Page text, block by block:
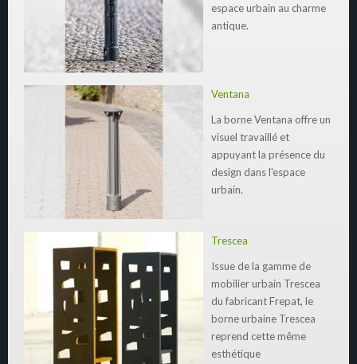
espace urbain au charme
antique.
Ventana
La borne Ventana offre un
visuel travaillé et
appuyant la présence du
design dans l'espace
urbain.
Trescea
Issue de la gamme de
mobilier urbain Trescea
du fabricant Frepat, le
borne urbaine Trescea
reprend cette même
esthétique